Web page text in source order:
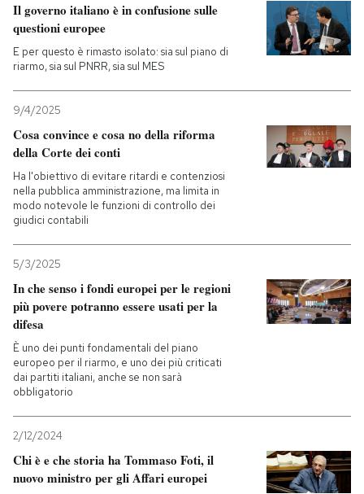
PODCAST
NEWSLETTER
I MIEI PREFERITI
SHOP
AREA PERSONALE
Entra
Il governo italiano è in confusione sulle
questioni europee
E per questo è rimasto isolato: sia sul piano di
riarmo, sia sul PNRR, sia sul MES
9/4/2025
Cosa convince e cosa no della riforma
della Corte dei conti
Ha l'obiettivo di evitare ritardi e contenziosi
nella pubblica amministrazione, ma limita in
modo notevole le funzioni di controllo dei
giudici contabili
5/3/2025
In che senso i fondi europei per le regioni
più povere potranno essere usati per la
difesa
È uno dei punti fondamentali del piano
europeo per il riarmo, e uno dei più criticati
dai partiti italiani, anche se non sarà
obbligatorio
2/12/2024
Chi è e che storia ha Tommaso Foti, il
nuovo ministro per gli Affari europei